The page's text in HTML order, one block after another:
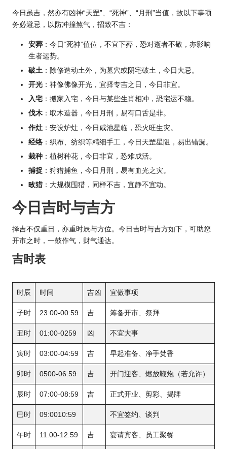
今日虽吉，然亦有凶神“天罡”、“死神”、“月刑”当值，故以下事项
务必避忌，以防冲撞煞气，招致不吉：
安葬 ：今日“死神”值位，不宜下葬，恐对逝者不敬，亦影响
生者运势。
破土 ：除修造动土外，为墓穴或阴宅破土，今日大忌。
开光 ：神像佛像开光，宜择专吉之日，今日非宜。
入宅 ：搬家入宅，今日与某些生肖相冲，恐宅运不稳。
伐木 ：取木造器，今日月刑，易有口舌是非。
作灶 ：安设炉灶，今日咸池星临，恐火旺生灾。
经络 ：织布、纺织等精细手工，今日天罡星阻，易出错漏。
栽种 ：植树种花，今日非宜，恐难成活。
捕捉 ：狩猎捕鱼，今日月刑，易有血光之灾。
畋猎：大规模围猎，同样不吉，宜静不宜动。
今日吉时与吉方
择吉不仅重日，亦重时辰与方位。今日吉时与吉方如下，可助您
开市之时，一鼓作气，财气通达。
吉时表
时辰 时间 吉凶 宜做事项
子时 23:00-00:59 吉 筹备开市、祭拜
丑时 01:00-0259 凶 不宜大事
寅时 03:00-04:59 吉 早起准备、净手焚香
卯时 0500-06:59 吉 开门迎客、燃放鞭炮（若允许）
辰时 07:00-08:59 吉 正式开业、剪彩、揭牌
巳时 09:0010:59 不宜签约、谈判
午时 11:00-12:59 吉 宴请宾客、员工聚餐